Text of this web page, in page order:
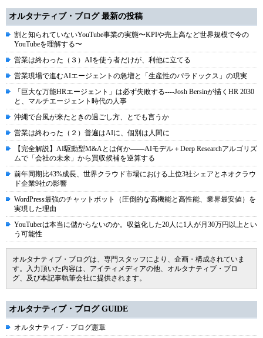
オルタナティブ・ブログ 最新の投稿
割と知られていないYouTube事業の実態〜KPIや売上高など世界規模で今の
YouTubeを理解する〜
営業は終わった（３）AIを使う者だけが、利他に立てる
営業現場で進むAIエージェントの急増と「生産性のパラドックス」の現実
「巨大な万能HRエージェント」は必ず失敗する----Josh Bersinが描くHR 2030
と、マルチエージェント時代の人事
沖縄で台風が来たときの過ごし方、とでも言うか
営業は終わった（２）普遍はAIに、個別は人間に
【完全解説】AI駆動型M&Aとは何か――AIモデル＋Deep Researchアルゴリズ
ムで「会社の未来」から買収候補を逆算する
前年同期比43%成長、世界クラウド市場における上位3社シェアとネオクラウ
ド企業9社の影響
WordPress最強のチャットボット（圧倒的な高機能と高性能、業界最安値）を
実現した理由
YouTuberは本当に儲からないのか。収益化した20人に1人が月30万円以上とい
う可能性
オルタナティブ・ブログは、専門スタッフにより、企画・構成されていま
す。入力頂いた内容は、アイティメディアの他、オルタナティブ・ブロ
グ、及び本記事執筆会社に提供されます。
オルタナティブ・ブログ GUIDE
オルタナティブ・ブログ憲章